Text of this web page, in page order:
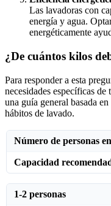
Las lavadoras con
energía y agua.
energéticamente
¿De cuántos kilos
Para responder a esta
necesidades específicas
una guía general basada
hábitos de lavado.
Número de personas
Capacidad
1-2 personas